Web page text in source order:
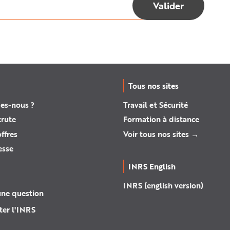
nous ?
question
l'INRS
Tous nos sites
Travail et Sécurité
Formation à distance
Voir tous nos sites →
INRS English
INRS (english version)